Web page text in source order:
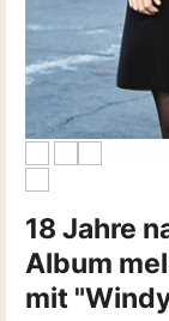
18 Jahre
Album
mit